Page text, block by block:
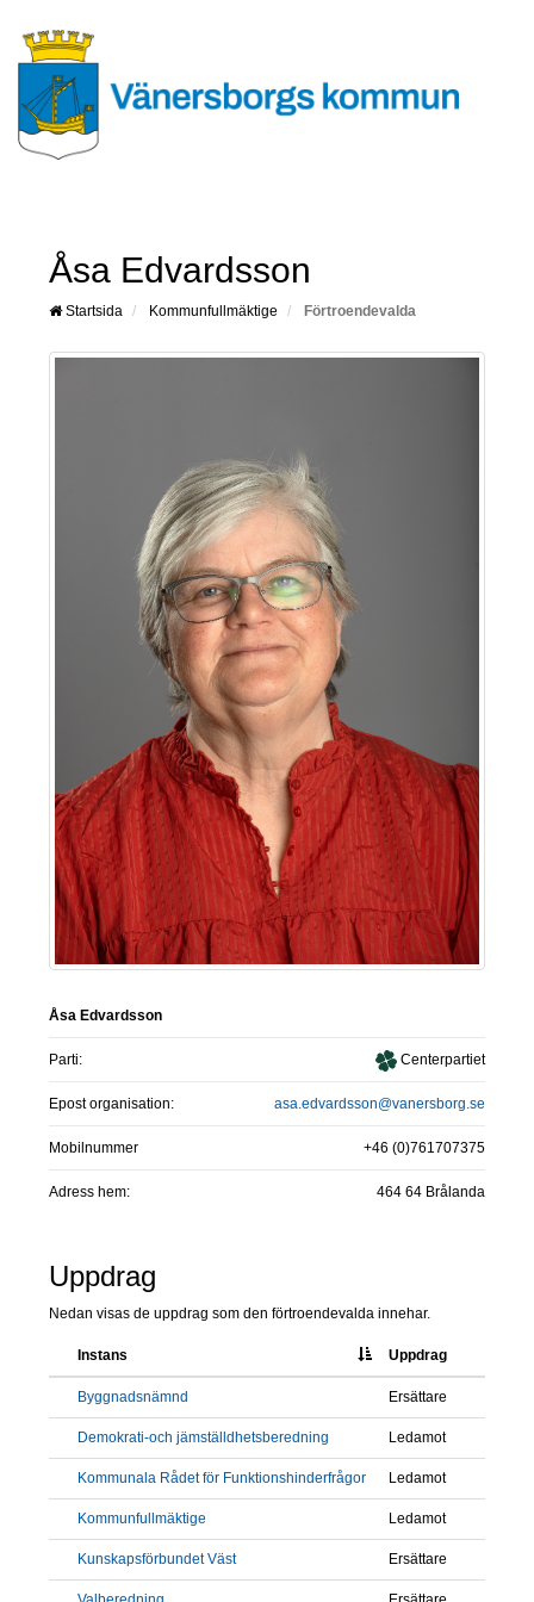
Åsa Edvardsson
Startsida Kommunfullmäktige Förtroendevalda
Åsa Edvardsson
Centerpartiet
Parti:
asa.edvardsson@vanersborg.se
Epost organisation:
+46 (0)761707375
Mobilnummer
464 64 Brålanda
Adress hem:
Uppdrag
Nedan visas de uppdrag som den förtroendevalda innehar.
Instans Uppdrag
Byggnadsnämnd Ersättare
Demokrati-och jämställdhetsberedning Ledamot
Kommunala Rådet för Funktionshinderfrågor Ledamot
Kommunfullmäktige Ledamot
Kunskapsförbundet Väst Ersättare